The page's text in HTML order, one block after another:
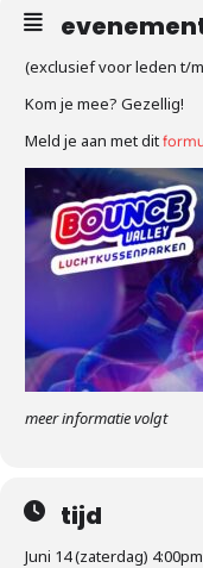
(exclusief voor leden t/
Kom je mee? Gezellig!
Meld je aan met dit
meer informatie volgt
tijd
Juni 14 (zaterdag)